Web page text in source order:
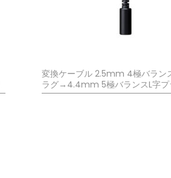
変換ケーブル 2.5mm 4極バラン
ラグ→4.4mm 5極バランスL字プ